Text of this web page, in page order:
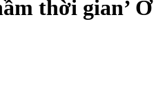
thời gian’ Ở